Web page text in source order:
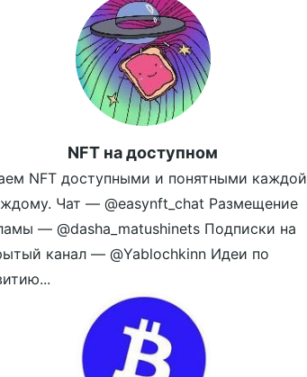
NFT на доступном
NFT доступными и понятными каждой
Чат — @easynft_chat Размещение
— @dasha_matushinets Подписки на
канал — @Yablochkinn Идеи по